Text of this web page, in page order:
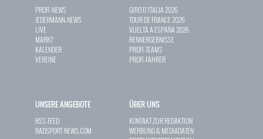
PROFI-NEWS
JEDERMANN-NEWS
LIVE
MARKT
KALENDER
VEREINE
GIRO D`ITALIA 2026
TOUR DE FRANCE 2026
VUELTA A ESPAÑA 2026
RENNERGEBNISSE
PROFI-TEAMS
PROFI-FAHRER
UNSERE ANGEBOTE
RSS-FEED
RADSPORT-NEWS.COM
ÜBER UNS
KONTAKT ZUR REDAKTION
WERBUNG & MEDIADATEN